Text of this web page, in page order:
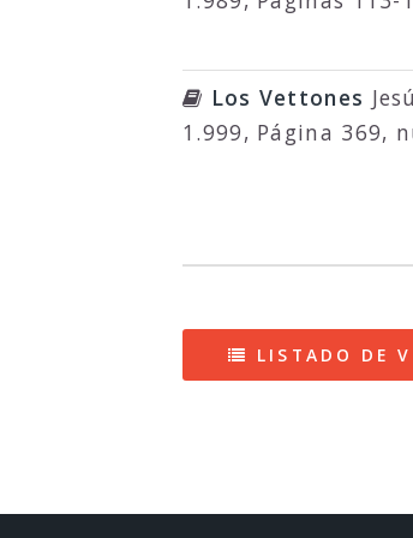
Los Vettones
1.999, Página 369,
LISTADO DE